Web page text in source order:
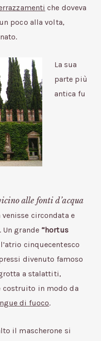
che doveva
poco alla volta,
La sua
parte più
antica fu
alle fonti d’acqua
venisse circondata e
grande “hortus
cinquecentesco
divenuto famoso
a stalattiti,
costruito in modo da
di fuoco.
il mascherone si